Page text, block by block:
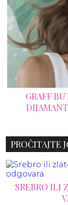
GRAFF
PROČITAJTE
SREBRO ILI